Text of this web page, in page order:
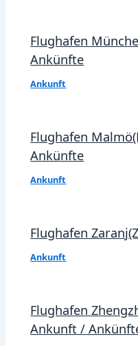
Flughafen
Ankünfte
Ankunft
Flughafen
Ankünfte
Ankunft
Flughafen
Ankunft
Flughafen
Ankunft /